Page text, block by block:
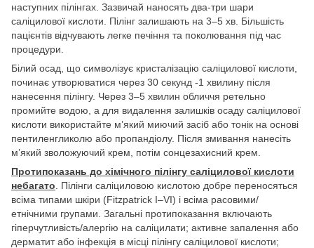
наступних пілінгах. Зазвичай наносять два-три шари
саліцилової кислоти. Пілінг залишають на 3–5 хв. Більшість
пацієнтів відчувають легке печіння та поколювання під час
процедури.
Білий осад, що символізує кристалізацію саліцилової кислоти,
починає утворюватися через 30 секунд -1 хвилину після
нанесення пілінгу. Через 3–5 хвилин обличчя ретельно
промийте водою, а для видалення залишків осаду саліцилової
кислоти використайте м’який миючий засіб або тонік на основі
пентиленгликолю або пропандіолу. Після змивання нанесіть
м’який зволожуючий крем, потім сонцезахисний крем.
Протипоказань до хімічного пілінгу саліцилової кислоти
небагато . Пілінги саліциловою кислотою добре переносяться
всіма типами шкіри (Fitzpatrick I–VI) і всіма расовими/
етнічними групами. Загальні протипоказання включають
гіперчутливість/алергію на саліцилати; активне запалення або
дерматит або інфекція в місці пілінгу саліцилової кислоти;